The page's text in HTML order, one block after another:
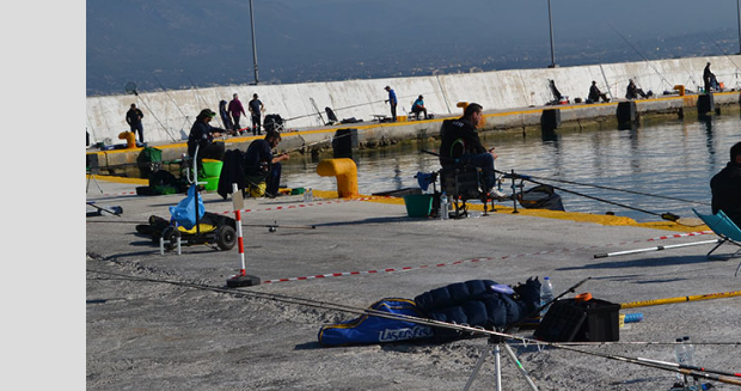
Αγώνες-Αθλητική Αλιεία Αθλητική Αλιεία: Αγώνας με Φελλό στην Κόρινθο